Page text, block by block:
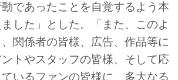
であったことを自覚するよう本
した」とした。「また、このよ
関係者の皆様、広告、作品等に
トやスタッフの皆様、そして応
いるファンの皆様に、多大なる